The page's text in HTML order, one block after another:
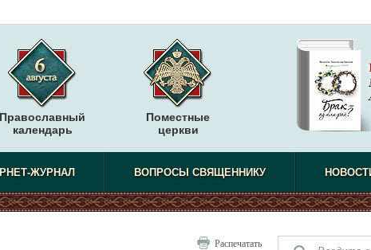
Поместные
церкви
Православный
календарь
ЖУРНАЛ ВОПРОСЫ СВЯЩЕННИКУ
Распечатать